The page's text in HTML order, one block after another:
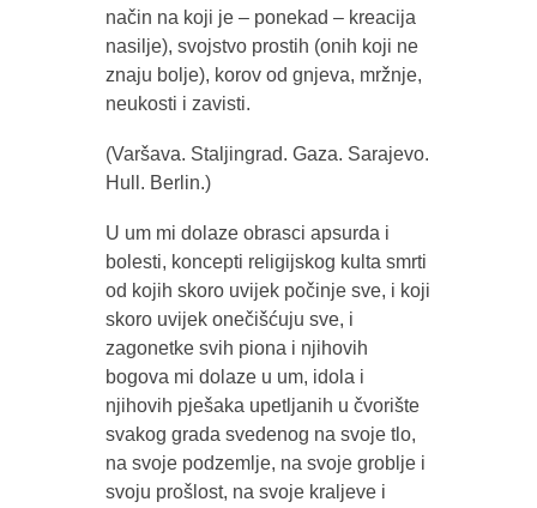
način na koji je – ponekad – kreacija
nasilje), svojstvo prostih (onih koji ne
znaju bolje), korov od gnjeva, mržnje,
neukosti i zavisti.
(Varšava. Staljingrad. Gaza. Sarajevo.
Hull. Berlin.)
U um mi dolaze obrasci apsurda i
bolesti, koncepti religijskog kulta smrti
od kojih skoro uvijek počinje sve, i koji
skoro uvijek onečišćuju sve, i
zagonetke svih piona i njihovih
bogova mi dolaze u um, idola i
njihovih pješaka upetljanih u čvorište
svakog grada svedenog na svoje tlo,
na svoje podzemlje, na svoje groblje i
svoju prošlost, na svoje kraljeve i